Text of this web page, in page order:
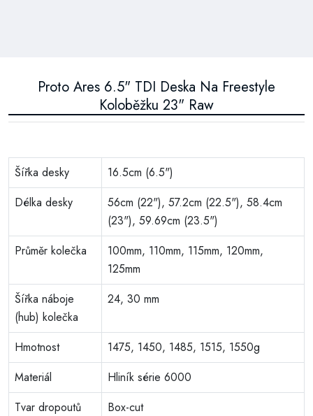
Proto Ares 6.5" TDI Deska Na Freestyle
Koloběžku 23" Raw
Šířka desky
16.5cm (6.5")
Délka desky
56cm (22"), 57.2cm (22.5"), 58.4cm
(23"), 59.69cm (23.5")
Průměr kolečka
100mm, 110mm, 115mm, 120mm,
125mm
Šířka náboje
(hub) kolečka
24, 30 mm
Hmotnost
1475, 1450, 1485, 1515, 1550g
Materiál
Hliník série 6000
Tvar dropoutů
Box-cut